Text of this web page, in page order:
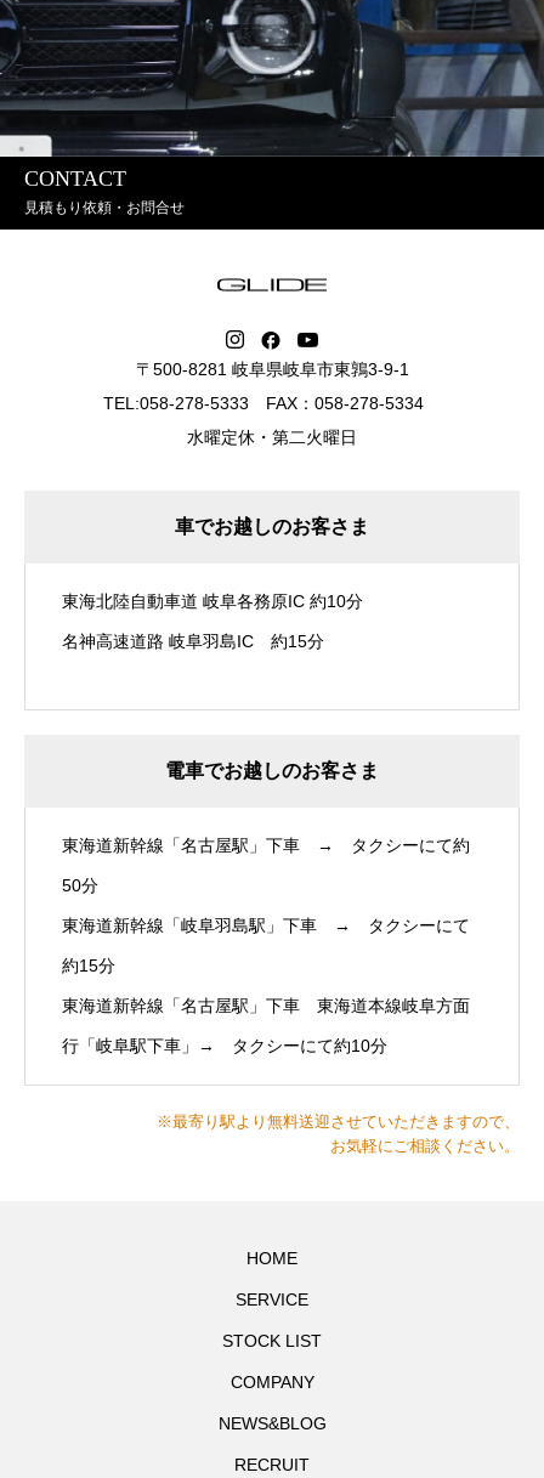
CONTACT
見積もり依頼・お問合せ
〒500-8281 岐阜県岐阜市東鶉3-9-1
TEL:058-278-5333 FAX：058-278-5334
水曜定休・第二火曜日
車でお越しのお客さま
東海北陸自動車道 岐阜各務原IC 約10分
名神高速道路 岐阜羽島IC 約15分
電車でお越しのお客さま
東海道新幹線「名古屋駅」下車 → タクシーにて約
50分
東海道新幹線「岐阜羽島駅」下車 → タクシーにて
約15分
東海道新幹線「名古屋駅」下車 東海道本線岐阜方面
行「岐阜駅下車」→ タクシーにて約10分
※最寄り駅より無料送迎させていただきますので、
お気軽にご相談ください。
HOME
SERVICE
STOCK LIST
COMPANY
NEWS&BLOG
RECRUIT